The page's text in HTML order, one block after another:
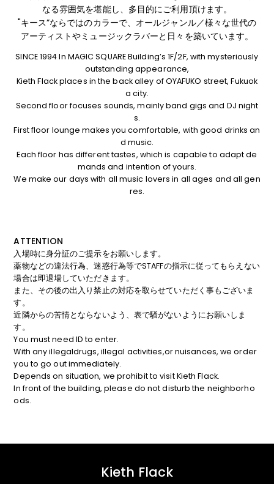
なる雰囲気を堪能し、多目的にご利用頂けます。
"キース”ならではのカラーで、オールジャンル／様々な世代の
アーティストやミュージックラバーと日々を築いています。
SINCE 1994 In MAGIC SQUARE Building’s 1F/2F, with mysteriously
outstanding appearance,
Kieth Flack places in the back alley of OYAFUKO street, Fukuok
a city.
Second floor focuses sounds, mainly band gigs and DJ night
s.
First floor lounge makes you comfortable, with good drinks an
d music.
Each floor has different tastes, which is capable to adapt de
mands and intention of yours.
We make our days with all music lovers in all ages and all gen
res.
ATTENTION
入場時に身分証のご提示をお願いします。
薬物などの違法行為、迷惑行為等でSTAFFの指示に従ってもらえない
場合は即退場していただきます。
また、その後の出入り禁止の対応を取らせていただく事もございま
す。
近隣からの苦情とならないよう、表で騒がないようにお願いしま
す。
You must need ID to enter.
With any illegaldrugs, illegal activities,or nuisances, we order
you to go out immediately.
Depends on situation, we prohibit to visit Kieth Flack.
In front of the building, please do not disturb the neighborho
ods.
Kieth Flack